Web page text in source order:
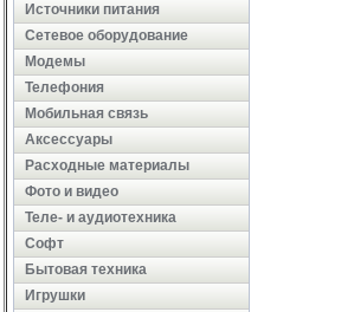
Источники питания
Сетевое оборудование
Модемы
Телефония
Мобильная связь
Аксессуары
Расходные материалы
Фото и видео
Теле- и аудиотехника
Софт
Бытовая техника
Игрушки